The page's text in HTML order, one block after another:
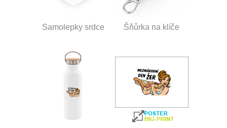
Samolepky srdce Šňůrka na klíče